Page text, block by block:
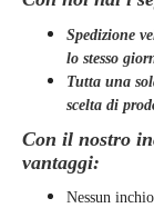
Spedizione
lo stesso
Tutta una
scelta di
Con il nostro
vantaggi:
Nessun